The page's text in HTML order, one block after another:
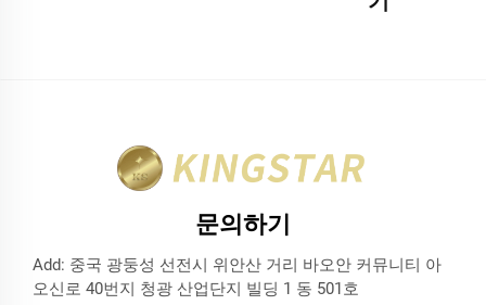
문의하기
Add: 중국 광둥성 선전시 위안산 거리 바오안 커뮤니티 아
오신로 40번지 청광 산업단지 빌딩 1 동 501호